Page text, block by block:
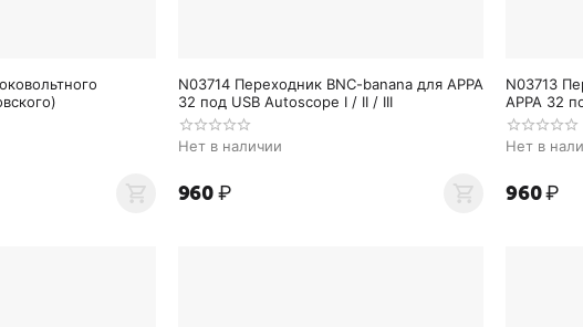
N03714 Переходник BNC-banana для APPA
32 под USB Autoscope I / II / III
Нет в наличии
‍960‍ ₽
N03713
APPA 32
Нет в
‍960‍₽